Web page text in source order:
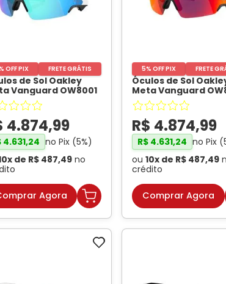
OFF PIX FRETE GRÁTIS
de Sol Oakley
Vanguard OW8001
/ Prizm Sapphire
- OAKLEY META
4.874,99
4.631,24 no Pix (5%)
x de R$ 487,49no
Agora
5% OFF PIX FRETE
Óculos de Sol
Meta Vanguard
Preto / Prizm Road
Unissex - OAKLEY
R$ 4.874,99
R$ 4.631,24 no Pix (
ou10x de R$ 487,49
crédito
Comprar Agora